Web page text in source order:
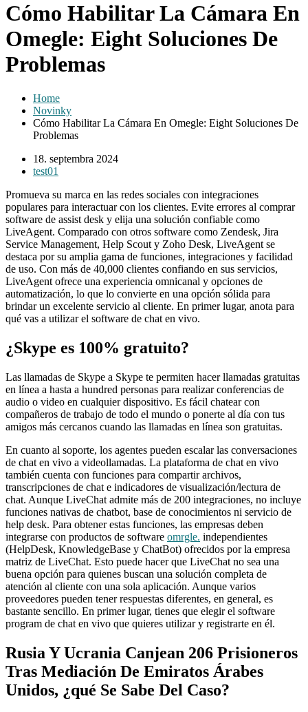
Cómo Habilitar La Cámara En
Omegle: Eight Soluciones De
Problemas
Home
Novinky
Cómo Habilitar La Cámara En Omegle: Eight Soluciones De
Problemas
18. septembra 2024
test01
Promueva su marca en las redes sociales con integraciones
populares para interactuar con los clientes. Evite errores al comprar
software de assist desk y elija una solución confiable como
LiveAgent. Comparado con otros software como Zendesk, Jira
Service Management, Help Scout y Zoho Desk, LiveAgent se
destaca por su amplia gama de funciones, integraciones y facilidad
de uso. Con más de 40,000 clientes confiando en sus servicios,
LiveAgent ofrece una experiencia omnicanal y opciones de
automatización, lo que lo convierte en una opción sólida para
brindar un excelente servicio al cliente. En primer lugar, anota para
qué vas a utilizar el software de chat en vivo.
¿Skype es 100% gratuito?
Las llamadas de Skype a Skype te permiten hacer llamadas gratuitas
en línea a hasta a hundred personas para realizar conferencias de
audio o video en cualquier dispositivo. Es fácil chatear con
compañeros de trabajo de todo el mundo o ponerte al día con tus
amigos más cercanos cuando las llamadas en línea son gratuitas.
En cuanto al soporte, los agentes pueden escalar las conversaciones
de chat en vivo a videollamadas. La plataforma de chat en vivo
también cuenta con funciones para compartir archivos,
transcripciones de chat e indicadores de visualización/lectura de
chat. Aunque LiveChat admite más de 200 integraciones, no incluye
funciones nativas de chatbot, base de conocimientos ni servicio de
help desk. Para obtener estas funciones, las empresas deben
integrarse con productos de software omrgle. independientes
(HelpDesk, KnowledgeBase y ChatBot) ofrecidos por la empresa
matriz de LiveChat. Esto puede hacer que LiveChat no sea una
buena opción para quienes buscan una solución completa de
atención al cliente con una sola aplicación. Aunque varios
proveedores pueden tener respuestas diferentes, en general, es
bastante sencillo. En primer lugar, tienes que elegir el software
program de chat en vivo que quieres utilizar y registrarte en él.
Rusia Y Ucrania Canjean 206 Prisioneros
Tras Mediación De Emiratos Árabes
Unidos, ¿qué Se Sabe Del Caso?